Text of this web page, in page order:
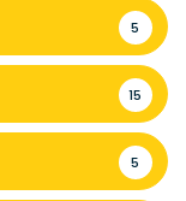
5
15
5